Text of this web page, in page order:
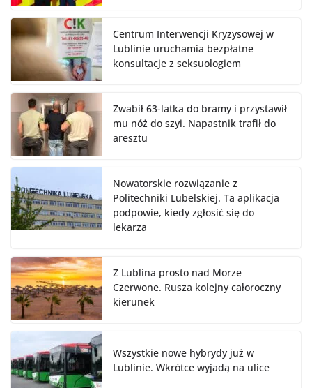
Centrum Interwencji Kryzysowej w
Lublinie uruchamia bezpłatne
konsultacje z seksuologiem
Zwabił 63-latka do bramy i przystawił
mu nóż do szyi. Napastnik trafił do
aresztu
Nowatorskie rozwiązanie z
Politechniki Lubelskiej. Ta aplikacja
podpowie, kiedy zgłosić się do
lekarza
Z Lublina prosto nad Morze
Czerwone. Rusza kolejny całoroczny
kierunek
Wszystkie nowe hybrydy już w
Lublinie. Wkrótce wyjadą na ulice